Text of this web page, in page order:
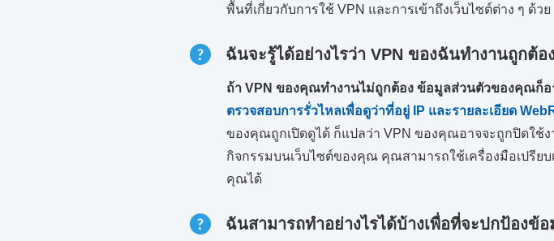
พื้นที่เกี่ยวกับการใช้ VPN และการเข้าถึงเว็บไซต์ต่าง ๆ ด้วย
ฉันจะรู้ได้อย่างไรว่า VPN ของฉันทำงานถูกต้อ
ถ้า VPN ของคุณทำงานไม่ถูกต้อง ข้อมูลส่วนตัวของคุณก็
ตรวจสอบการรั่วไหลเพื่อดูว่าที่อยู่ IP และรายละเอียด
ของคุณถูกเปิดดูได้ ก็แปลว่า VPN ของคุณอาจจะถูกปิดใช้
กิจกรรมบนเว็บไซต์ของคุณ คุณสามารถใช้เครื่องมือเปรีย
คุณได้
ฉันสามารถทำอย่างไรได้บ้างเพื่อที่จะปกป้องข้